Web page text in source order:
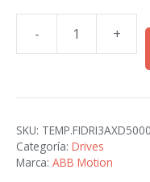
-
1
+
SKU:
Categoría: Drives
Marca: ABB Motion